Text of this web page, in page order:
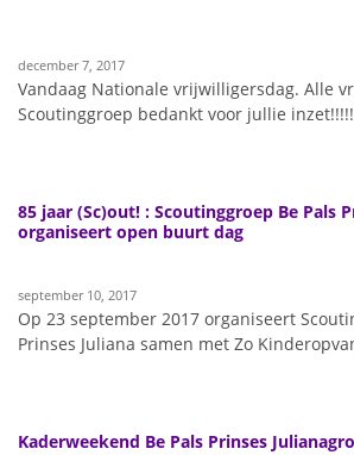
december 7, 2017
Vandaag Nationale vrijwilligersdag. Alle
Scoutinggroep bedankt voor jullie inzet!!!!!
85 jaar (Sc)out! : Scoutinggroep Be Pals
organiseert open buurt dag
september 10, 2017
Op 23 september 2017 organiseert
Prinses Juliana samen met Zo
Kaderweekend Be Pals Prinses